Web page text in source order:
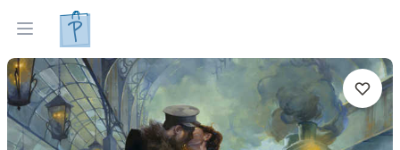
Open menu
Gleznas Izveleties pec interjera